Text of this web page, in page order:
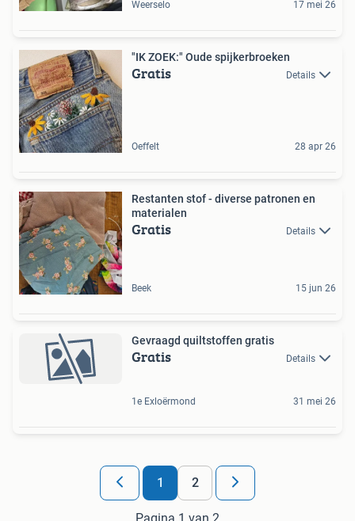
Weerselo 17 mei 26
"IK ZOEK:" Oude spijkerbroeken
Gratis Details
Oeffelt 28 apr 26
Restanten stof - diverse patronen en
materialen
Gratis Details
Beek 15 jun 26
Gevraagd quiltstoffen gratis
Gratis Details
1e Exloërmond 31 mei 26
1 2